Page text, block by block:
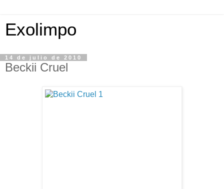
Exolimpo
14 de julio de 2010
Beckii Cruel